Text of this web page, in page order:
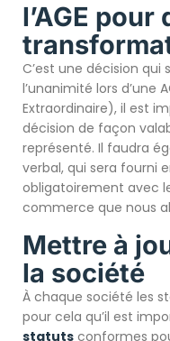
l’AGE
C’est une décision
l’unanimité lors d’une
Extraordinaire), il est
décision de façon
représenté. Il faudra
verbal, qui sera fourni
obligatoirement avec
commerce que nous
Mettre à
la société
À chaque société les
pour cela qu’il est
statuts conformes